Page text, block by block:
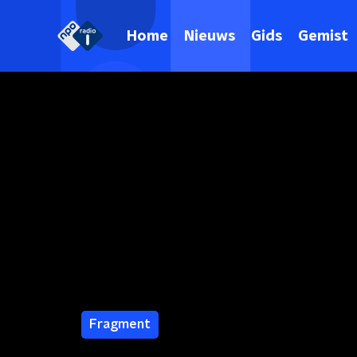
Home Nieuws Gids Gemist
Fragment